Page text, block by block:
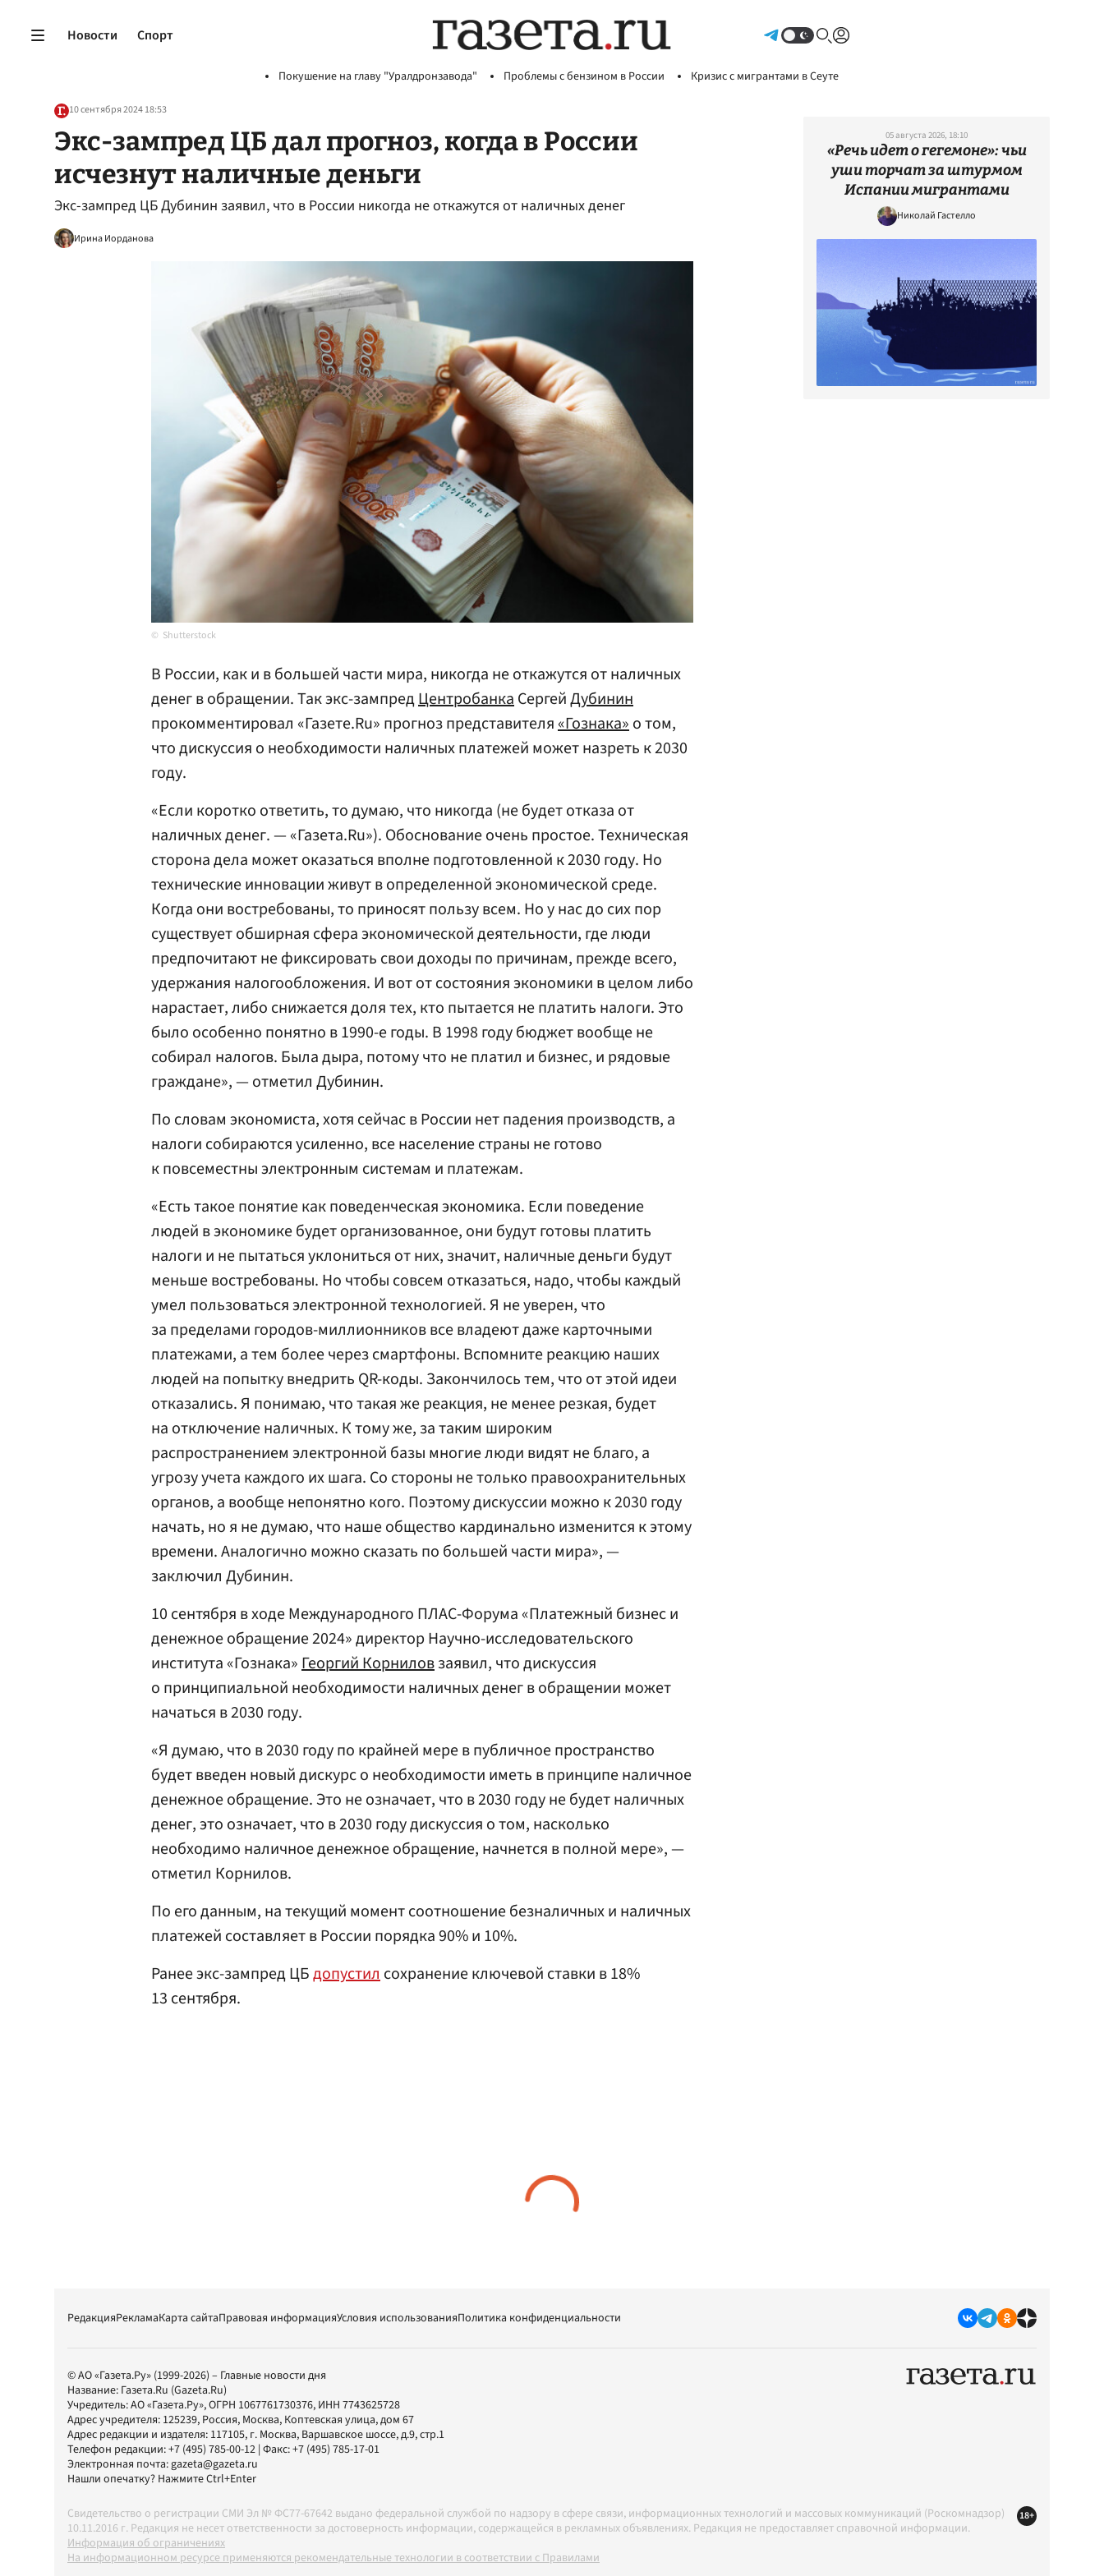
Новости Спорт
Покушение на главу "Уралдронзавода" Проблемы с бензином в России Кризис с мигрантами в Сеуте
10 сентября 2024 18:53
Экс-зампред ЦБ дал прогноз, когда в России
исчезнут наличные деньги
Экс-зампред ЦБ Дубинин заявил, что в России никогда не откажутся от наличных денег
Ирина Иорданова
Shutterstock
В России, как и в большей части мира, никогда не откажутся от наличных
денег в обращении. Так экс-зампредЦентробанкаСергейДубинин
прокомментировал «Газете.Ru» прогноз представителя«Гознака»о том,
что дискуссия о необходимости наличных платежей может назреть к 2030
году.
«Если коротко ответить, то думаю, что никогда (не будет отказа от
наличных денег. — «Газета.Ru»). Обоснование очень простое. Техническая
сторона дела может оказаться вполне подготовленной к 2030 году. Но
технические инновации живут в определенной экономической среде.
Когда они востребованы, то приносят пользу всем. Но у нас до сих пор
существует обширная сфера экономической деятельности, где люди
предпочитают не фиксировать свои доходы по причинам, прежде всего,
удержания налогообложения. И вот от состояния экономики в целом либо
нарастает, либо снижается доля тех, кто пытается не платить налоги. Это
было особенно понятно в 1990-е годы. В 1998 году бюджет вообще не
собирал налогов. Была дыра, потому что не платил и бизнес, и рядовые
граждане», — отметил Дубинин.
По словам экономиста, хотя сейчас в России нет падения производств, а
налоги собираются усиленно, все население страны не готово
к повсеместны электронным системам и платежам.
«Есть такое понятие как поведенческая экономика. Если поведение
людей в экономике будет организованное, они будут готовы платить
налоги и не пытаться уклониться от них, значит, наличные деньги будут
меньше востребованы. Но чтобы совсем отказаться, надо, чтобы каждый
умел пользоваться электронной технологией. Я не уверен, что
за пределами городов-миллионников все владеют даже карточными
платежами, а тем более через смартфоны. Вспомните реакцию наших
людей на попытку внедрить QR-коды. Закончилось тем, что от этой идеи
отказались. Я понимаю, что такая же реакция, не менее резкая, будет
на отключение наличных. К тому же, за таким широким
распространением электронной базы многие люди видят не благо, а
угрозу учета каждого их шага. Со стороны не только правоохранительных
органов, а вообще непонятно кого. Поэтому дискуссии можно к 2030 году
начать, но я не думаю, что наше общество кардинально изменится к этому
времени. Аналогично можно сказать по большей части мира», —
заключил Дубинин.
10 сентября в ходе Международного ПЛАС-Форума «Платежный бизнес и
денежное обращение 2024» директор Научно-исследовательского
института «Гознака»Георгий Корниловзаявил, что дискуссия
о принципиальной необходимости наличных денег в обращении может
начаться в 2030 году.
«Я думаю, что в 2030 году по крайней мере в публичное пространство
будет введен новый дискурс о необходимости иметь в принципе наличное
денежное обращение. Это не означает, что в 2030 году не будет наличных
денег, это означает, что в 2030 году дискуссия о том, насколько
необходимо наличное денежное обращение, начнется в полной мере», —
отметил Корнилов.
По его данным, на текущий момент соотношение безналичных и наличных
платежей составляет в России порядка 90% и 10%.
Ранее экс-зампред ЦБдопустилсохранение ключевой ставки в 18%
13 сентября.
05 августа 2026, 18:10
«Речь идет о гегемоне»: чьи
уши торчат за штурмом
Испании мигрантами
Николай Гастелло
РедакцияРекламаКарта сайтаПравовая информацияУсловия использованияПолитика конфиденциальности
© АО «Газета.Ру» (1999-2026) – Главные новости дня
Название: Газета.Ru (Gazeta.Ru)
Учредитель:АО «Газета.Ру», ОГРН 1067761730376, ИНН 7743625728
Адрес учредителя: 125239, Россия, Москва, Коптевская улица, дом 67
Адрес редакции и издателя: 117105, г. Москва, Варшавское шоссе, д.9, стр.1
Телефон редакции:+7 (495) 785-00-12 | Факс:+7 (495) 785-17-01
Электронная почта:gazeta@gazeta.ru
Нашли опечатку? Нажмите Ctrl+Enter
Свидетельство о регистрации СМИ Эл № ФС77-67642 выдано федеральной службой по надзору в сфере связи, информационных технологий и массовых коммуникаций (Роскомнадзор)
10.11.2016 г. Редакция не несет ответственности за достоверность информации, содержащейся в рекламных объявлениях. Редакция не предоставляет справочной информации.
Информация об ограничениях
На информационном ресурсе применяются рекомендательные технологии в соответствии с Правилами
18+